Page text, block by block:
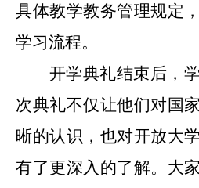
具体教学教务管理规定
学习流程。
开学典礼结束后，
次典礼不仅让他们对国
晰的认识，也对开放大
有了更深入的了解。大